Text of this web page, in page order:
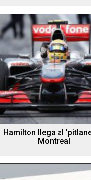
Hamilton llega al
Montreal